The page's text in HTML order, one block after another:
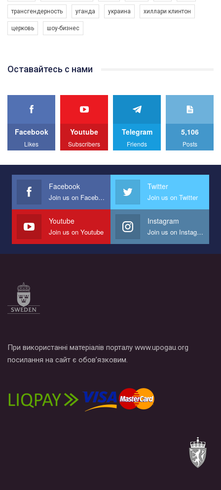
Ми просимо вашої підтримки, щоб реалізувати нашу
програму з боротьби з насильством проти ЛГБТ в Україні.
Якщо ти хочеш підтримати нас - просто натисни "лайк" під
best video, representing programme for the development of
We appeal to your support and ask to help us implement our plan
All you have to do is to press "Like" below the video.
Эмоционально сильный ролик от команды "Гей-альянс
представляющий программу развития организации.
Мы просим вас поддержать нас и помочь нам реализовать
наш план по борьбе с насилием и дискриминацией на почве
СОГИ в Украине.
Все, что вам нужно сделать - это зайти на наш канал YouTube
трансгендерность уганда украина хиллари клинтон
церковь шоу-бизнес
Оставайтесь с нами
Facebook
Likes
Youtube
Subscribers
Telegram
Friends
5,106
Posts
Facebook
Join us on Facebook
Twitter
Join us on Twitter
Youtube
Join us on Youtube
Instagram
Join us on Instagram
При використанні матеріалів порталу www.upogau.org
посилання на сайт є обов’язковим.